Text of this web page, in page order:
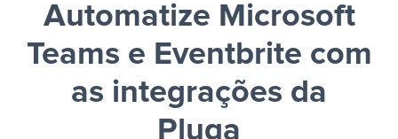
Automatize Microsoft
Teams e Eventbrite com
as integrações da
Pluga